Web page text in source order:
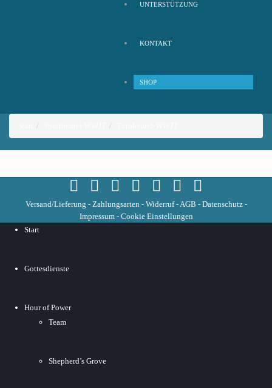
UNTERSTÜTZUNG
KONTAKT
SHOP
Versand/Lieferung - Zahlungsarten - Widerruf-AGB - Datenschutz-
Impressum- Cookie Einstellungen
Start
Gottesdienste
Hour of Power
Team
Shepherd’s Grove